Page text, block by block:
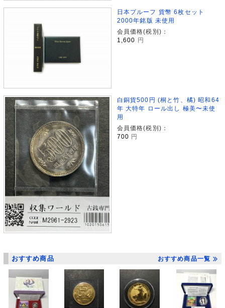
日本プルーフ 貨幣 6枚セット
2000年銘版 未使用
会員価格(税別)：
1,600
円
白銅貨500円 (桐と竹、橘) 昭和64
年 大特年 ロール出し 極美〜未使
用
会員価格(税別)：
700 円
おすすめ商品 おすすめ商品一覧